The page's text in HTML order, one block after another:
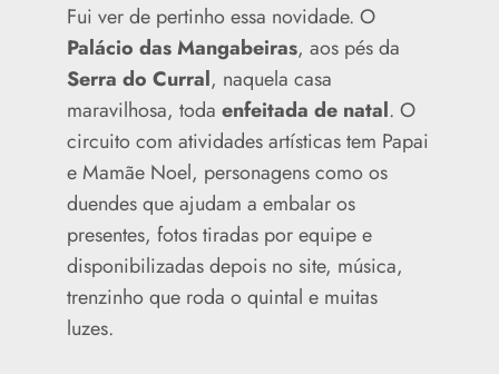
Fui ver de pertinho essa novidade. O
Palácio das Mangabeiras, aos pés da
Serra do Curral, naquela casa
maravilhosa, toda enfeitada de natal. O
circuito com atividades artísticas tem Papai
e Mamãe Noel, personagens como os
duendes que ajudam a embalar os
presentes, fotos tiradas por equipe e
disponibilizadas depois no site, música,
trenzinho que roda o quintal e muitas
luzes.